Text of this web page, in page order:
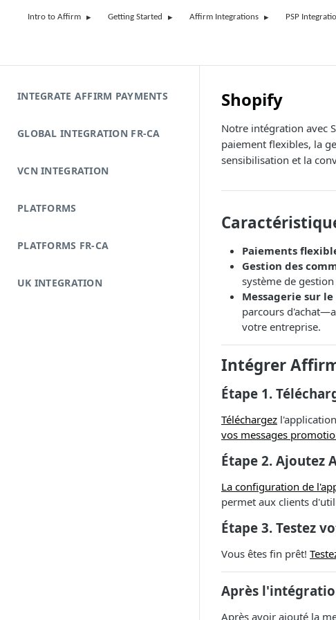
Intro to Affirm Getting Started Affirm Integrations PSP
INTEGRATE AFFIRM PAYMENTS
GLOBAL INTEGRATION FR-CA
VCN INTEGRATION
PLATFORMS
PLATFORMS FR-CA
UK INTEGRATION
Shopify
Notre intégration avec
paiement flexibles, la
sensibilisation et la
Paiements
Gestion des
système de
Messagerie sur
parcours
votre entreprise.
Intégrer
Étape 1.
Téléchargez
vos messages
Étape 2. Ajoutez
La configuration de
permet aux clients
Étape 3. Testez
Vous êtes fin prêt!
Après
Après avoir ajouté la